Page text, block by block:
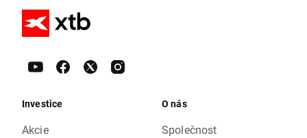
Investice
Akcie
O nás
Společnost